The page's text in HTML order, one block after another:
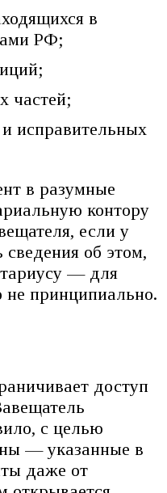
в
РФ;
частей;
исправительных
в разумные
контору
если у
об этом,
— для
не принципиально.
доступ
с целью
— указанные в
даже от